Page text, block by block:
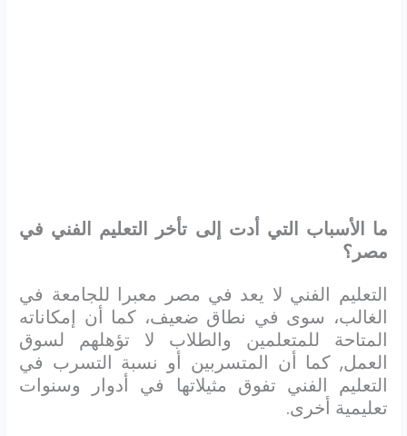
ما الأسباب التي أدت إلى تأخر التعليم الفني في
مصر؟
التعليم الفني لا يعد في مصر معبرا للجامعة في
الغالب، سوى في نطاق ضعيف، كما أن إمكاناته
المتاحة للمتعلمين والطلاب لا تؤهلهم لسوق
العمل, كما أن المتسربين أو نسبة التسرب في
التعليم الفني تفوق مثيلاتها في أدوار وسنوات
تعليمية أخرى.